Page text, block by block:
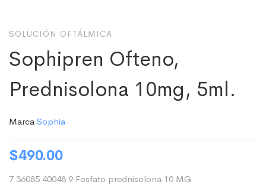
SOLUCIÓN OFTÁLMICA
Sophipren Ofteno,
Prednisolona 10mg, 5ml.
Marca Sophia
$490.00
7 36085 40048 9 Fosfato prednisolona 10 MG